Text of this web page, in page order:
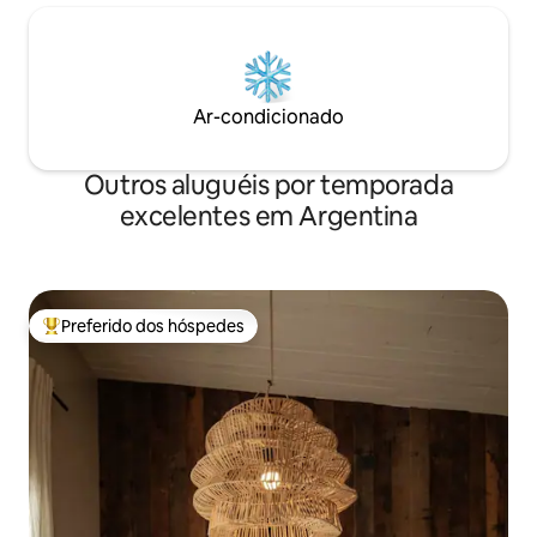
Ar-condicionado
Outros aluguéis por temporada
excelentes em Argentina
Entre os melhores preferidos dos hóspedes
Preferido dos hóspedes